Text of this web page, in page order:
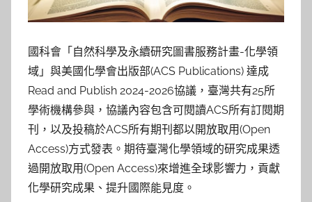
國科會「自然科學及永續研究圖書服務計畫-化學領
域」與美國化學會出版部(ACS Publications) 達成
Read and Publish 2024-2026協議，臺灣共有25所
學術機構參與，協議內容包含可閱讀ACS所有訂閱期
刊，以及投稿於ACS所有期刊都以開放取用(Open
Access)方式發表。期待臺灣化學領域的研究成果透
過開放取用(Open Access)來增進全球影響力，貢獻
化學研究成果、提升國際能見度。